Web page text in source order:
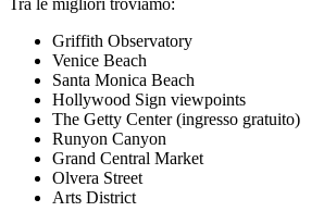
Tra le migliori troviamo:
Griffith Observatory
Venice Beach
Santa Monica Beach
Hollywood Sign viewpoints
The Getty Center (ingresso gratuito)
Runyon Canyon
Grand Central Market
Olvera Street
Arts District